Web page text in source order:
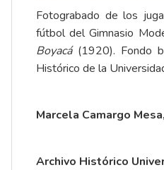
Fotograbado de los
fútbol del Gimnasio
Boyacá(1920). Fondo
Histórico de la
Marcela Camargo Mesa,
Archivo Histórico